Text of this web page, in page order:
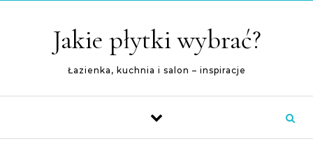
Jakie płytki wybrać?
Łazienka, kuchnia i salon – inspiracje